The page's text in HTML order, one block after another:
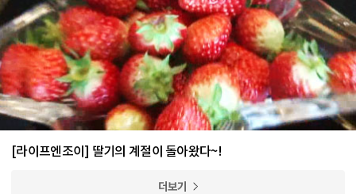
[라이프엔조이] 딸기의 계절이 돌아왔다~!
더보기